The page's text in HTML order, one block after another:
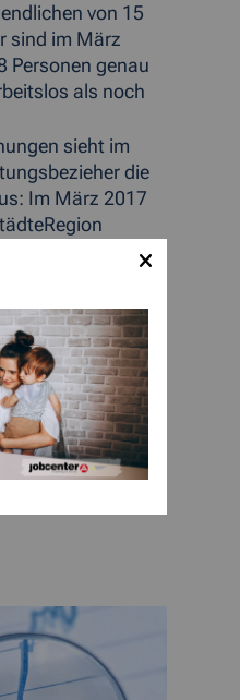
von 15
sind im März
Personen genau
als noch
sieht im
die
Im März 2017
mehr als im
wurden etwa
hiervon neben
ca. 39.492
(+
Regel Kinder